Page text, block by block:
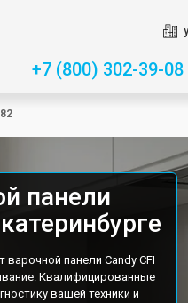
+7 (800) 302-39-08
панели
панели Candy CFI
Квалифицированные
вашей техники и